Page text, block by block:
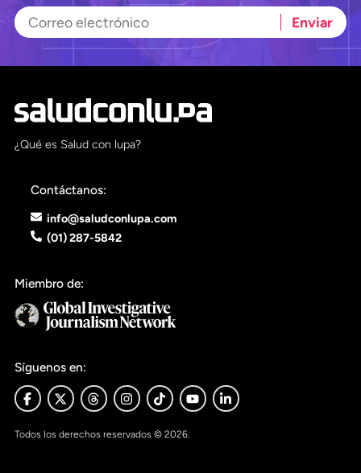
Biblioterapia
Cartas y réplicas
Pon tu lupa sobre lo
que importa
¿Qué es Salud con lupa?
Contáctanos:
info@saludconlupa.com
(01) 287-5842
Miembro de:
Síguenos en:
Todos los derechos reservados © 2026.